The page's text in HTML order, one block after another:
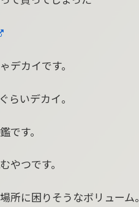
デカイです。
らいデカイ。
です。
やつです。
所に困りそうなボリューム。